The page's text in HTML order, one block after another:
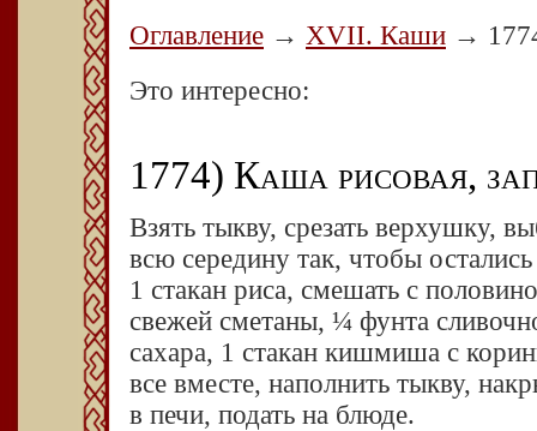
Оглавление → XVII. Каши →
Это интересно:
1774) Каша рисовая,
Взять тыкву, срезать верхушку,
всю середину так, чтобы
1 стакан риса, смешать с
свежей сметаны, ¼ фунта
сахара, 1 стакан кишмиша с
все вместе, наполнить тыкву,
в печи, подать на блюде.